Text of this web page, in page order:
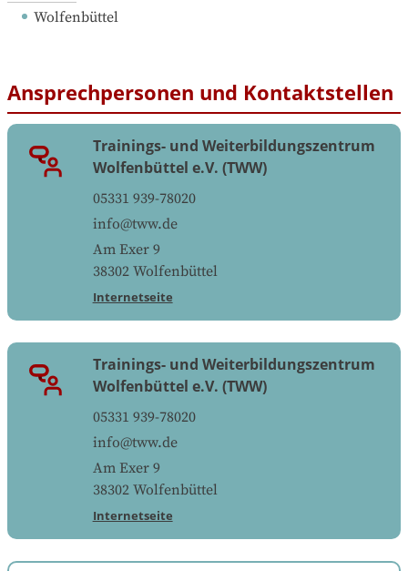
Wolfenbüttel
Ansprechpersonen und Kontaktstellen
Trainings- und Weiterbildungszentrum
Wolfenbüttel e.V. (TWW)
05331 939-78020
info@tww.de
Am Exer 9
38302 Wolfenbüttel
Internetseite
Trainings- und Weiterbildungszentrum
Wolfenbüttel e.V. (TWW)
05331 939-78020
info@tww.de
Am Exer 9
38302 Wolfenbüttel
Internetseite